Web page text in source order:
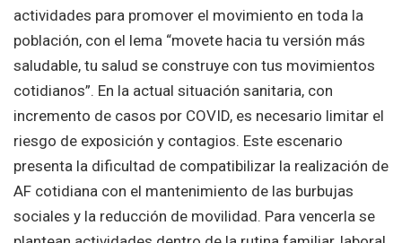
actividades para promover el movimiento en toda la
población, con el lema “movete hacia tu versión más
saludable, tu salud se construye con tus movimientos
cotidianos”. En la actual situación sanitaria, con
incremento de casos por COVID, es necesario limitar el
riesgo de exposición y contagios. Este escenario
presenta la dificultad de compatibilizar la realización de
AF cotidiana con el mantenimiento de las burbujas
sociales y la reducción de movilidad. Para vencerla se